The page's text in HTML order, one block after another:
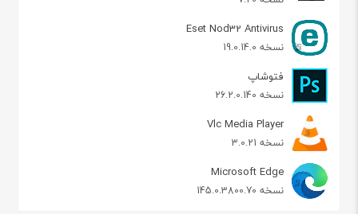
Eset Nod32 Antivirus
نسخه 19.0.14.0
فتوشاپ
نسخه 26.2.0.140
Vlc Media Player
نسخه 3.0.21
Microsoft Edge
نسخه 145.0.3800.70